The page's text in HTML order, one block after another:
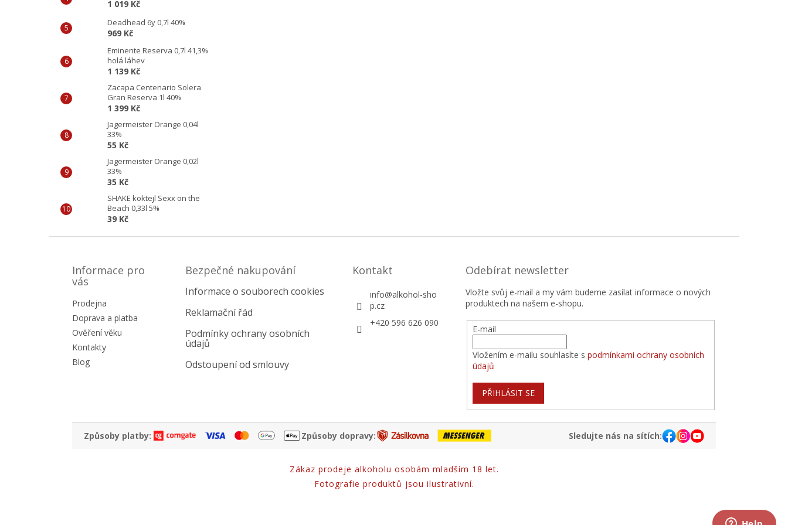
1 019 Kč
Deadhead 6y 0,7l 40%
969 Kč
Eminente Reserva 0,7l 41,3%
holá láhev
1 139 Kč
Zacapa Centenario Solera
Gran Reserva 1l 40%
1 399 Kč
Jagermeister Orange 0,04l
33%
55 Kč
Jagermeister Orange 0,02l
33%
35 Kč
SHAKE koktejl Sexx on the
Beach 0,33l 5%
39 Kč
Informace pro
vás
Prodejna
Doprava a platba
Ověření věku
Kontakty
Blog
Bezpečné nakupování
Informace o souborech cookies
Reklamační řád
Podmínky ochrany osobních
údajů
Odstoupení od smlouvy
Kontakt
info@alkohol-sho
p.cz
+420 596 626 090
Odebírat newsletter
Vložte svůj e-mail a my vám budeme zasílat informace o nových
produktech na našem e-shopu.
E-mail
Vložením e-mailu souhlasíte spodmínkami ochrany osobních
údajů
PŘIHLÁSIT SE
Způsoby platby: Způsoby dopravy: Sledujte nás na sítích:
Zákaz prodeje alkoholu osobám mladším 18 let.
Fotografie produktů jsou ilustrativní.